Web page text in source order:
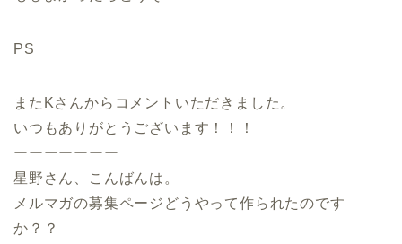
PS
またKさんからコメントいただきました。
いつもありがとうございます！！！
ーーーーーーー
星野さん、こんばんは。
メルマガの募集ページどうやって作られたのです
か？？